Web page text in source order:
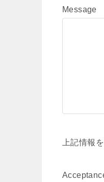
Message
上記情報